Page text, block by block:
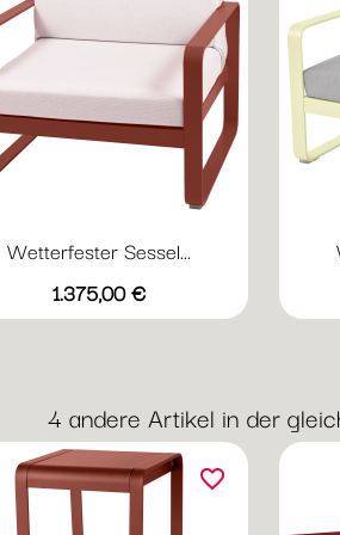
Wetterfester Sessel...
Preis
1.375,00 €
Vorschau
AbyssblauAcapulcoblau
Anthrazit
Chili Gewittergrau
4 andere Artikel in der
favorite_border